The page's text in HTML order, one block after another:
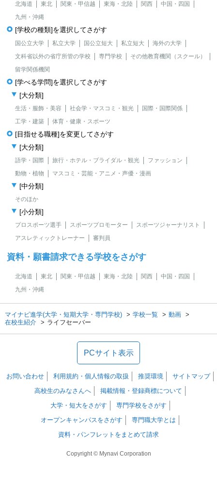
北海道 東北 関東・甲信越 東海・北陸 関西
中国・四国
九州・沖縄
[学校の種類]を選択してさがす
国公立大学 私立大学 国公立短大 私立短大
海外の大学
文科省以外の省庁所管の学校
専門学校
その他教育機関（スクール）
留学関係機関
[学べる学問]を選択してさがす
[大分類]
生活・服飾・美容 社会学・マスコミ・観光
国際・国際関係
工学・建築
体育・健康・スポーツ
[目指せる職種]を変更してさがす
[大分類]
語学・国際 旅行・ホテル・ブライダル・観光
ファッション
動物・植物
マスコミ・芸能・アニメ・声優・漫画
[中分類]
そのほか
[小分類]
プロスポーツ選手 スポーツプロモーター
スポーツジャーナリスト
アスレティックトレーナー
審判員
資料・願書請求できる学校をさがす
北海道 東北 関東・甲信越 東海・北陸 関西
中国・四国
九州・沖縄
マイナビ進学(大学・短期大学・専門学校) 学校一覧
動画
在校生紹介
ライフセーバー
PCサイト表示
お問い合わせ 利用規約・個人情報の取扱 推奨環境
サイトマップ
高校生のみなさんへ
掲載情報・登録商標について
大学・短大をさがす
専門学校をさがす
オープンキャンパスをさがす
専門職大学とは
資料・パンフレットをまとめて請求
Copyright © Mynavi Corporation